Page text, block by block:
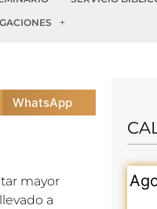
WhatsApp
mayor
a